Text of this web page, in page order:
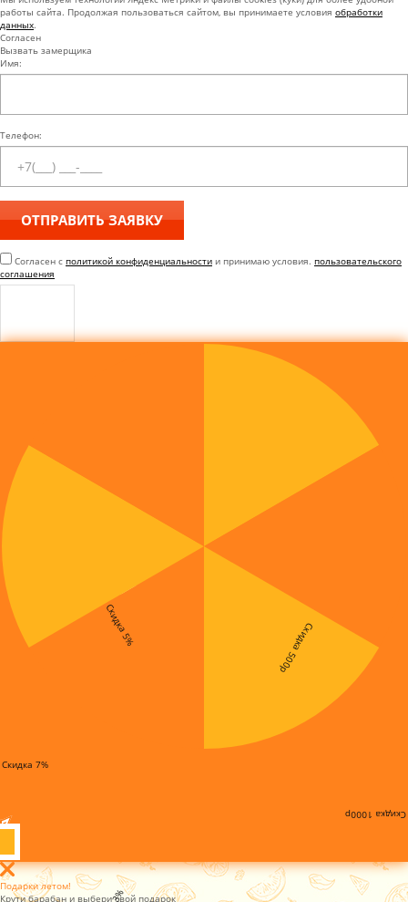
работы сайта. Продолжая пользоваться сайтом, вы принимаете условия обработки
данных.
Согласен
Вызвать замерщика
Имя:
Телефон:
Согласен с политикой конфиденциальности и принимаю условия. пользовательского
соглашения
Скидка 7%
Скидка 5% Скидка 500р
Скидка 1000р
Подарки летом!
Крути барабан и выбери свой подарок